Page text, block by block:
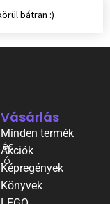
bátran :)
Vásárlás
Minden termék
Akciók
Képregények
Könyvek